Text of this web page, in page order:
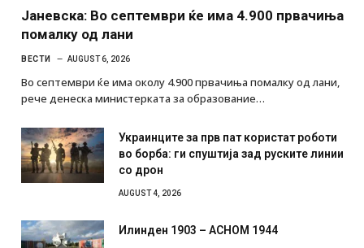
Јаневска: Во септември ќе има 4.900 првачиња
помалку од лани
ВЕСТИ AUGUST 6, 2026
Во септември ќе има околу 4.900 првачиња помалку од лани,
рече денеска министерката за образование…
Украинците за прв пат користат роботи
во борба: ги спуштија зад руските линии
со дрон
AUGUST 4, 2026
Илинден 1903 – АСНОМ 1944